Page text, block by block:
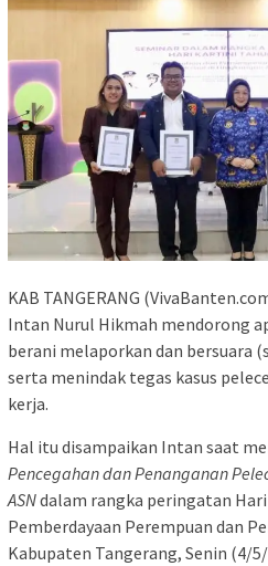
KAB TANGERANG
Intan Nurul Hikmah mendorong
berani melaporkan dan bersuara
serta menindak tegas kasus
kerja.
Hal itu disampaikan Intan saat
Pencegahan dan Penanganan
ASNdalam rangka peringatan
Pemberdayaan Perempuan dan
Kabupaten Tangerang, Senin (4/